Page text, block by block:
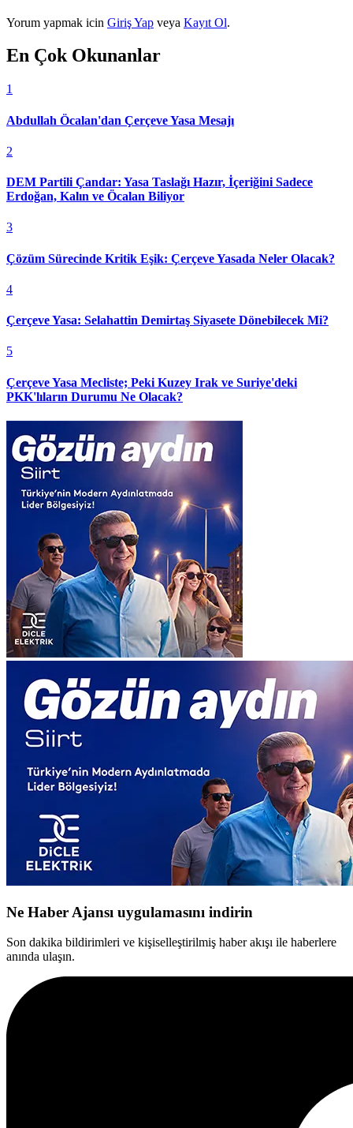
Yorum yapmak icin Giriş Yap veya Kayıt Ol.
En Çok Okunanlar
1
Abdullah Öcalan'dan Çerçeve Yasa Mesajı
2
DEM Partili Çandar: Yasa Taslağı Hazır, İçeriğini Sadece
Erdoğan, Kalın ve Öcalan Biliyor
3
Çözüm Sürecinde Kritik Eşik: Çerçeve Yasada Neler Olacak?
4
Çerçeve Yasa: Selahattin Demirtaş Siyasete Dönebilecek Mi?
5
Çerçeve Yasa Mecliste; Peki Kuzey Irak ve Suriye'deki
PKK'lıların Durumu Ne Olacak?
Ne Haber Ajansı uygulamasını indirin
Son dakika bildirimleri ve kişiselleştirilmiş haber akışı ile haberlere
anında ulaşın.